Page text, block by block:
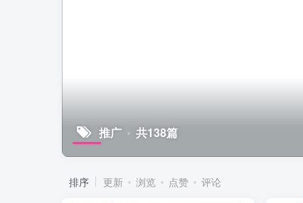
推广 共138篇
排序 更新 浏览 点赞 评论